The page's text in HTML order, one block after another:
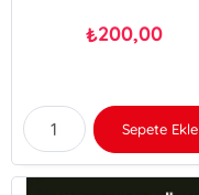
₺200,00
Sepete Ekle